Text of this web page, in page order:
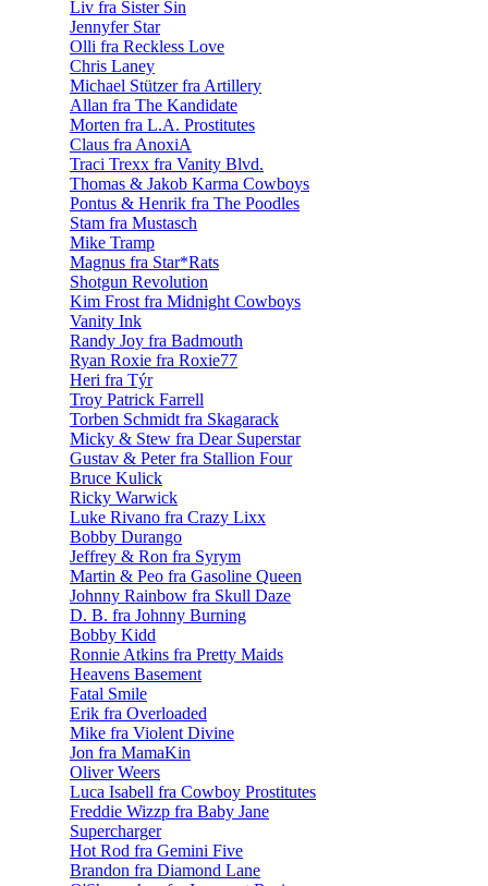
Liv fra Sister Sin
Jennyfer Star
Olli fra Reckless Love
Chris Laney
Michael Stützer fra Artillery
Allan fra The Kandidate
Morten fra L.A. Prostitutes
Claus fra AnoxiA
Traci Trexx fra Vanity Blvd.
Thomas & Jakob Karma Cowboys
Pontus & Henrik fra The Poodles
Stam fra Mustasch
Mike Tramp
Magnus fra Star*Rats
Shotgun Revolution
Kim Frost fra Midnight Cowboys
Vanity Ink
Randy Joy fra Badmouth
Ryan Roxie fra Roxie77
Heri fra Týr
Troy Patrick Farrell
Torben Schmidt fra Skagarack
Micky & Stew fra Dear Superstar
Gustav & Peter fra Stallion Four
Bruce Kulick
Ricky Warwick
Luke Rivano fra Crazy Lixx
Bobby Durango
Jeffrey & Ron fra Syrym
Martin & Peo fra Gasoline Queen
Johnny Rainbow fra Skull Daze
D. B. fra Johnny Burning
Bobby Kidd
Ronnie Atkins fra Pretty Maids
Heavens Basement
Fatal Smile
Erik fra Overloaded
Mike fra Violent Divine
Jon fra MamaKin
Oliver Weers
Luca Isabell fra Cowboy Prostitutes
Freddie Wizzp fra Baby Jane
Supercharger
Hot Rod fra Gemini Five
Brandon fra Diamond Lane